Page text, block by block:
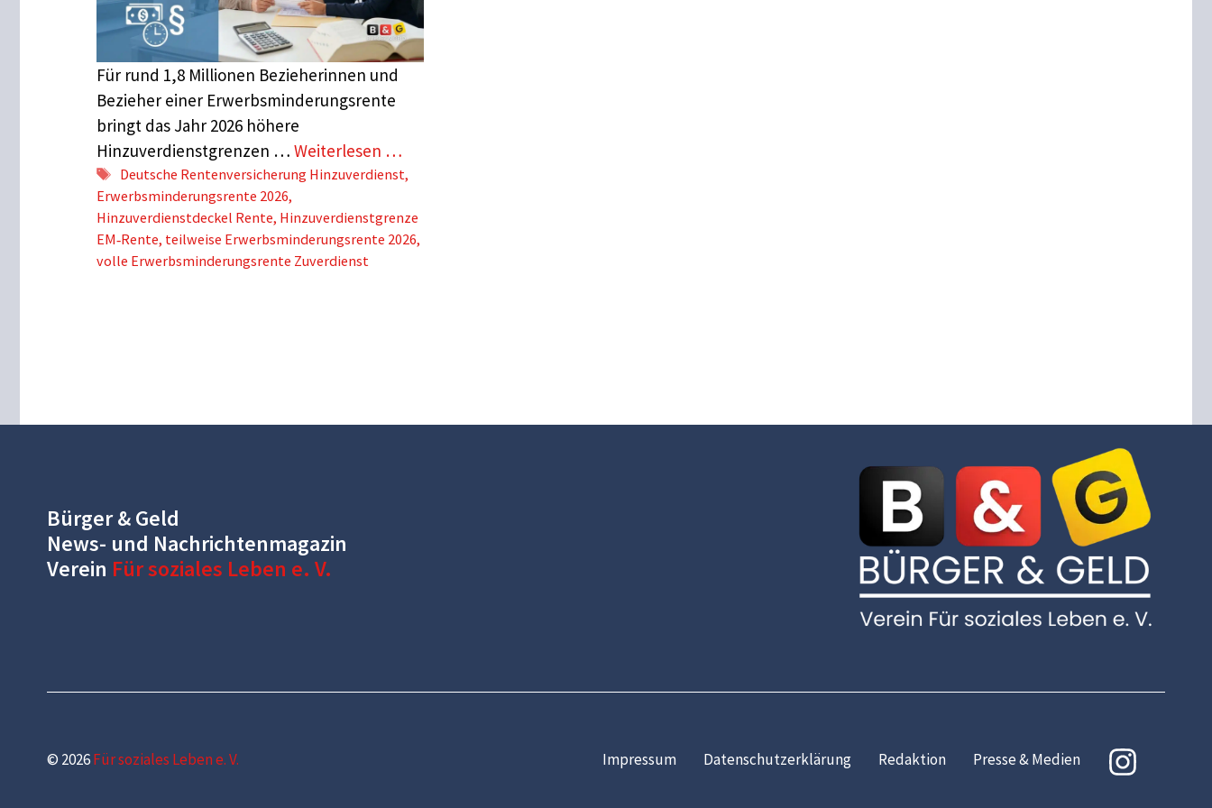
Für rund 1,8 Millionen Bezieherinnen und
Bezieher einer Erwerbsminderungsrente
bringt das Jahr 2026 höhere
Hinzuverdienstgrenzen … Weiterlesen …
Schlagwörter
Deutsche Rentenversicherung Hinzuverdienst,
Erwerbsminderungsrente 2026,
Hinzuverdienstdeckel Rente, Hinzuverdienstgrenze
EM‑Rente, teilweise Erwerbsminderungsrente 2026,
volle Erwerbsminderungsrente Zuverdienst
Bürger & Geld
News- und Nachrichtenmagazin
Verein Für soziales Leben e. V.
© 2026Für soziales Leben e. V. Impressum Datenschutzerklärung Redaktion Presse & Medien